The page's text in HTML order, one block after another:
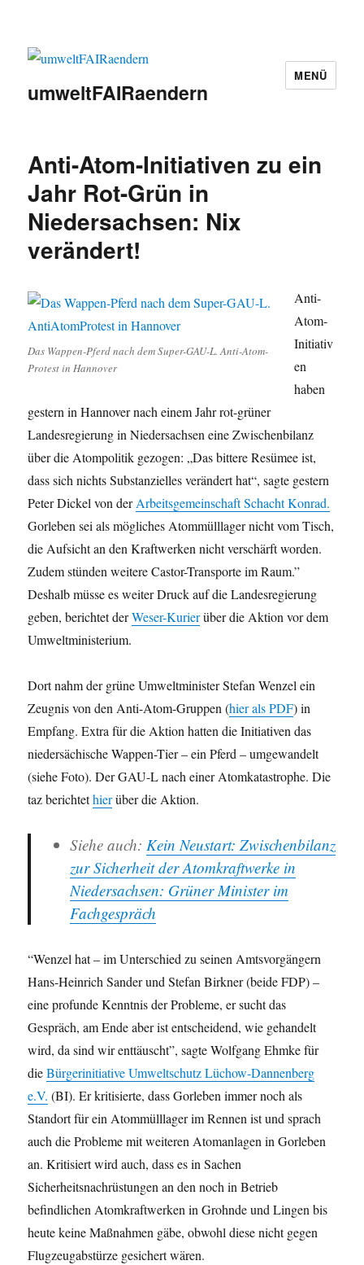
umweltFAIRaendern
MENÜ
Anti-Atom-Initiativen zu ein
Jahr Rot-Grün in
Niedersachsen: Nix
verändert!
Das Wappen-Pferd nach dem Super-GAU-L. Anti-Atom-
Protest in Hannover
Anti-
Atom-
Initiativ
en
haben
gestern in Hannover nach einem Jahr rot-grüner
Landesregierung in Niedersachsen eine Zwischenbilanz
über die Atompolitik gezogen: „Das bittere Resümee ist,
dass sich nichts Substanzielles verändert hat“, sagte gestern
Peter Dickel von derArbeitsgemeinschaft Schacht Konrad.
Gorleben sei als mögliches Atommülllager nicht vom Tisch,
die Aufsicht an den Kraftwerken nicht verschärft worden.
Zudem stünden weitere Castor-Transporte im Raum.”
Deshalb müsse es weiter Druck auf die Landesregierung
geben, berichtet derWeser-Kurierüber die Aktion vor dem
Umweltministerium.
Dort nahm der grüne Umweltminister Stefan Wenzel ein
Zeugnis von den Anti-Atom-Gruppen (hier als PDF) in
Empfang. Extra für die Aktion hatten die Initiativen das
niedersächische Wappen-Tier – ein Pferd – umgewandelt
(siehe Foto). Der GAU-L nach einer Atomkatastrophe. Die
taz berichtethierüber die Aktion.
Siehe auch:Kein Neustart: Zwischenbilanz
zur Sicherheit der Atomkraftwerke in
Niedersachsen: Grüner Minister im
Fachgespräch
“Wenzel hat – im Unterschied zu seinen Amtsvorgängern
Hans-Heinrich Sander und Stefan Birkner (beide FDP) –
eine profunde Kenntnis der Probleme, er sucht das
Gespräch, am Ende aber ist entscheidend, wie gehandelt
wird, da sind wir enttäuscht”, sagte Wolfgang Ehmke für
dieBürgerinitiative Umweltschutz Lüchow-Dannenberg
e.V. (BI). Er kritisierte, dass Gorleben immer noch als
Standort für ein Atommülllager im Rennen ist und sprach
auch die Probleme mit weiteren Atomanlagen in Gorleben
an. Kritisiert wird auch, dass es in Sachen
Sicherheitsnachrüstungen an den noch in Betrieb
befindlichen Atomkraftwerken in Grohnde und Lingen bis
heute keine Maßnahmen gäbe, obwohl diese nicht gegen
Flugzeugabstürze gesichert wären.